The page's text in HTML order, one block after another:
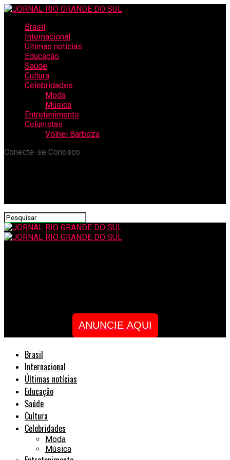
Brasil
Internacional
Últimas notícias
Educação
Saúde
Cultura
Celebridades
Moda
Música
Entretenimento
Colunistas
Volnei Barboza
Conecte-se Conosco
ANUNCIE AQUI
Brasil
Internacional
Últimas notícias
Educação
Saúde
Cultura
Celebridades
Moda
Música